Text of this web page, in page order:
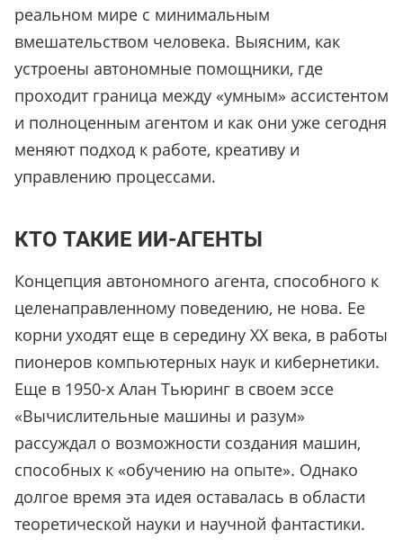
реальном мире с минимальным
вмешательством человека. Выясним, как
устроены автономные помощники, где
проходит граница между «умным» ассистентом
и полноценным агентом и как они уже сегодня
меняют подход к работе, креативу и
управлению процессами.
КТО ТАКИЕ ИИ-АГЕНТЫ
Концепция автономного агента, способного к
целенаправленному поведению, не нова. Ее
корни уходят еще в середину XX века, в работы
пионеров компьютерных наук и кибернетики.
Еще в 1950-х Алан Тьюринг в своем эссе
«Вычислительные машины и разум»
рассуждал о возможности создания машин,
способных к «обучению на опыте». Однако
долгое время эта идея оставалась в области
теоретической науки и научной фантастики.